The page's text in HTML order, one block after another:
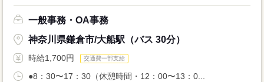
一般事務・OA事務
神奈川県鎌倉市/大船駅（バス 30分）
時給1,700円 交通費一部支給
●8：30〜17：30（休憩時間・12：00〜13：0...